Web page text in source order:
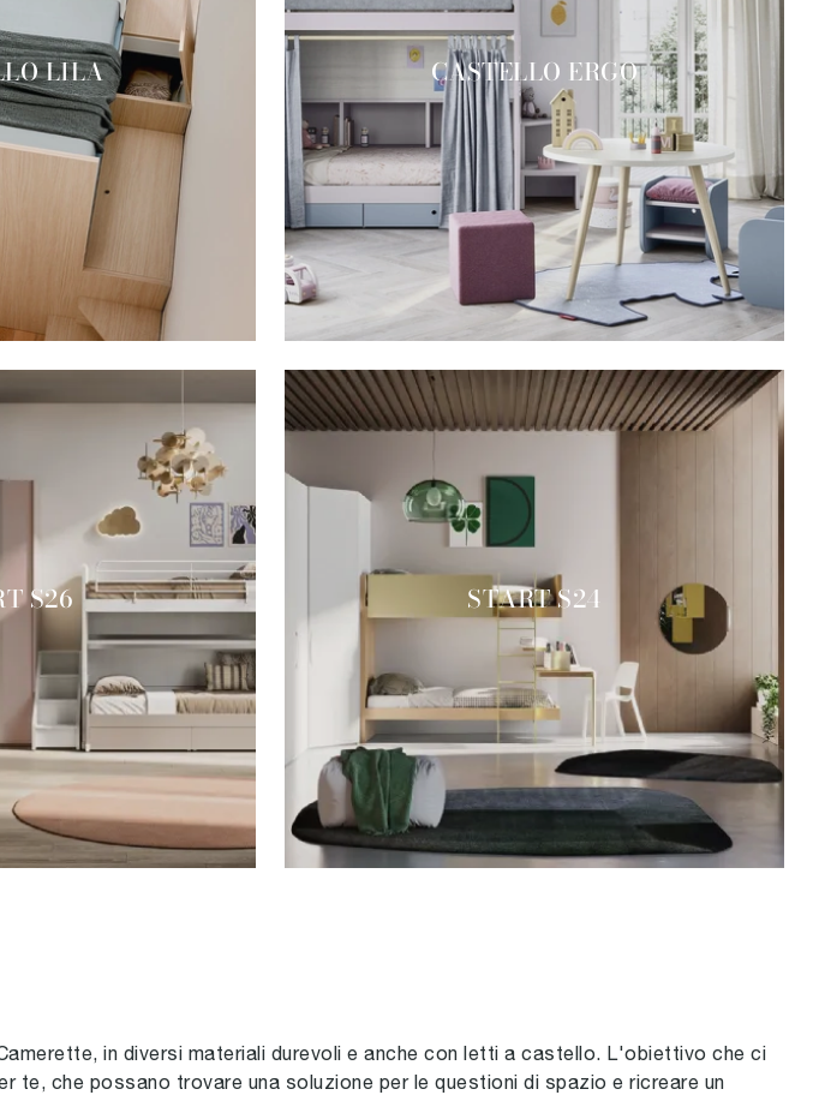
LILA CASTELLO ERGO
S26 START S24
in diversi materiali durevoli e anche con letti a castello. L'obiettivo che ci
te, che possano trovare una soluzione per le questioni di spazio e ricreare un